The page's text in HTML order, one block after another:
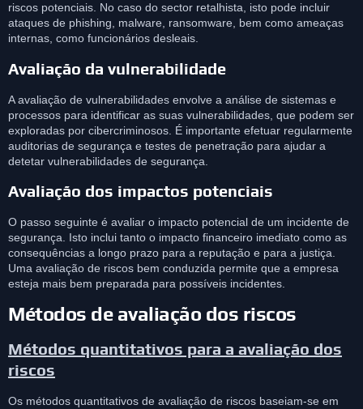
riscos potenciais. No caso do sector retalhista, isto pode incluir
ataques de phishing, malware, ransomware, bem como ameaças
internas, como funcionários desleais.
Avaliação da vulnerabilidade
A avaliação de vulnerabilidades envolve a análise de sistemas e
processos para identificar as suas vulnerabilidades, que podem ser
exploradas por cibercriminosos. É importante efetuar regularmente
auditorias de segurança e testes de penetração para ajudar a
detetar vulnerabilidades de segurança.
Avaliação dos impactos potenciais
O passo seguinte é avaliar o impacto potencial de um incidente de
segurança. Isto inclui tanto o impacto financeiro imediato como as
consequências a longo prazo para a reputação e para a justiça.
Uma avaliação de riscos bem conduzida permite que a empresa
esteja mais bem preparada para possíveis incidentes.
Métodos de avaliação dos riscos
Métodos quantitativos para a avaliação dos
riscos
Os métodos quantitativos de avaliação de riscos baseiam-se em